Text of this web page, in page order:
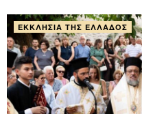
ΕΚΚΛΗΣΊΑ ΤΗΣ ΕΛΛΆΔΟΣ